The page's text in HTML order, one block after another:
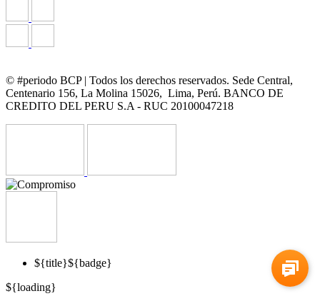
© #periodo BCP | Todos los derechos reservados. Sede Central,
Centenario 156, La Molina 15026, Lima, Perú. BANCO DE
CREDITO DEL PERU S.A - RUC 20100047218
${title}${badge}
${loading}